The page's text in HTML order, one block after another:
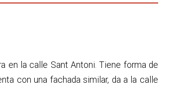
en la calle Sant Antoni. Tiene forma de
con una fachada similar, da a la calle